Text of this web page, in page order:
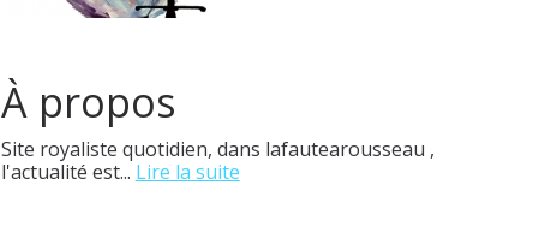
À propos
Site royaliste quotidien, dans lafautearousseau ,
l'actualité est... Lire la suite